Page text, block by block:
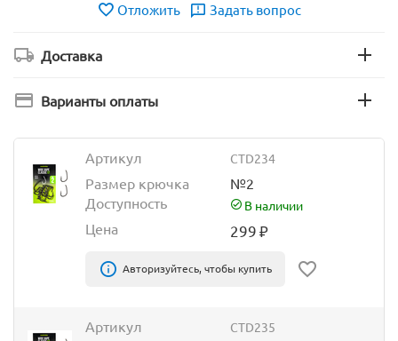
Отложить Задать вопрос
Доставка
Варианты оплаты
Артикул CTD234
Размер крючка
№2
Доступность
В наличии
Цена 299₽
Авторизуйтесь, чтобы купить
Артикул CTD235